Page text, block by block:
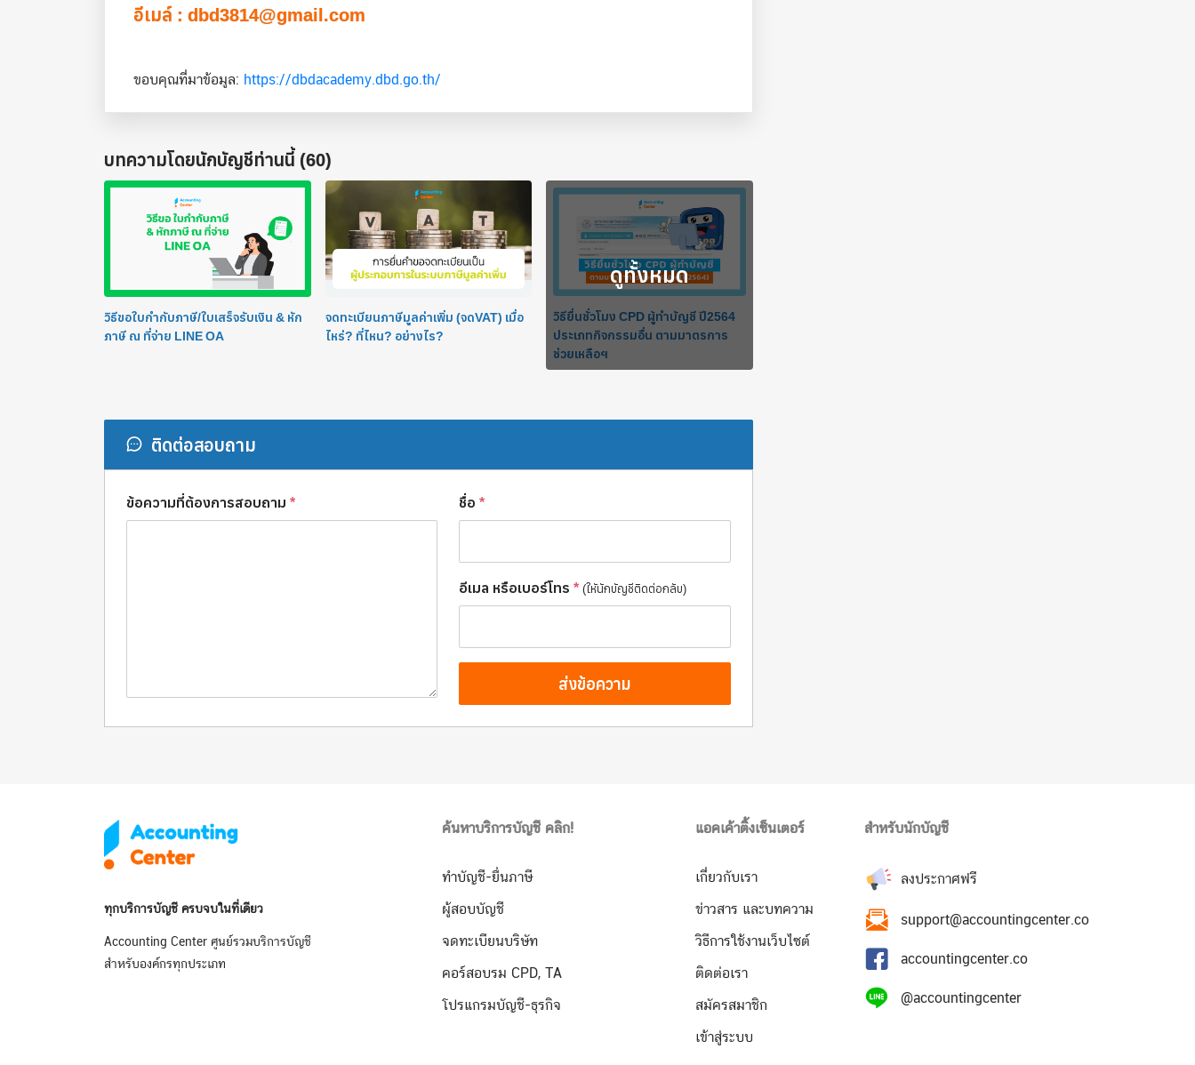
อีเมล์ : dbd3814@gmail.com
ขอบคุณที่มาข้อมูล: https://dbdacademy.dbd.go.th/
บทความโดยนักบัญชีท่านนี้ (60)
วิธีขอใบกำกับภาษี/ใบเสร็จรับเงิน & หัก
ภาษี ณ ที่จ่าย LINE OA
จดทะเบียนภาษีมูลค่าเพิ่ม (จดVAT) เมื่อ
ไหร่? ที่ไหน? อย่างไร?
วิธียื่นชั่วโมง CPD ผู้ทำบัญชี ปี2564
ประเภทกิจกรรมอื่น ตามมาตรการ
ช่วยเหลือฯ
ติดต่อสอบถาม
ข้อความที่ต้องการสอบถาม * ชื่อ *
อีเมล หรือเบอร์โทร * (ใหันักบัญชีติดต่อกลับ)
ส่งข้อความ
ทุกบริการบัญชี ครบจบในที่เดียว
Accounting Center ศูนย์รวมบริการบัญชี
สำหรับองค์กรทุกประเภท
ค้นหาบริการบัญชี คลิก!
ทำบัญชี-ยื่นภาษี
ผู้สอบบัญชี
จดทะเบียนบริษัท
คอร์สอบรม CPD, TA
โปรแกรมบัญชี-ธุรกิจ
แอคเค้าติ้งเซ็นเตอร์
เกี่ยวกับเรา
ข่าวสาร และบทความ
วิธีการใช้งานเว็บไซต์
ติดต่อเรา
สมัครสมาชิก
เข้าสู่ระบบ
สำหรับนักบัญชี
ลงประกาศฟรี
support@accountingcenter.co
accountingcenter.co
@accountingcenter